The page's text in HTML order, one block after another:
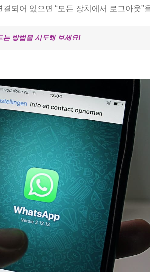
되어 있으면 “모든 장치에서 로그아웃”
방법을 시도해 보세요!